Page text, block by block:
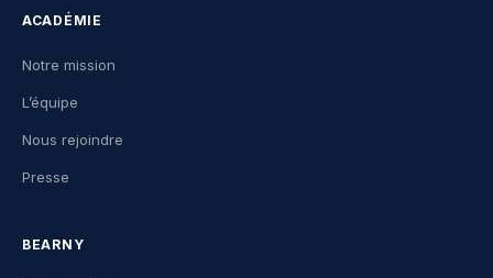
ACADÉMIE
Notre mission
L’équipe
Nous rejoindre
Presse
BEARNY